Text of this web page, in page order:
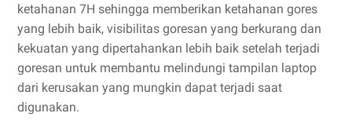
ketahanan 7H sehingga memberikan ketahanan gores
yang lebih baik, visibilitas goresan yang berkurang dan
kekuatan yang dipertahankan lebih baik setelah terjadi
goresan untuk membantu melindungi tampilan laptop
dari kerusakan yang mungkin dapat terjadi saat
digunakan.